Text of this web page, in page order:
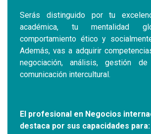
Serás distinguido por tu
académica, tu mentalidad
comportamiento ético y
Además, vas a adquirir
negociación, análisis, gestión
comunicación intercultural.
El profesional en Negocios
destaca por sus capacidades para: